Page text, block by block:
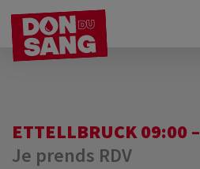
ETTELLBRUCK 09:00
Je prends RDV